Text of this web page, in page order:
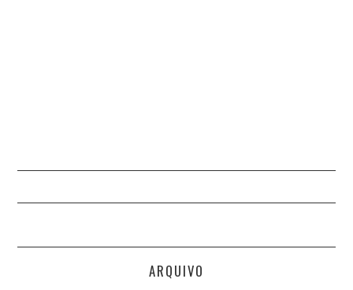
ARQUIVO